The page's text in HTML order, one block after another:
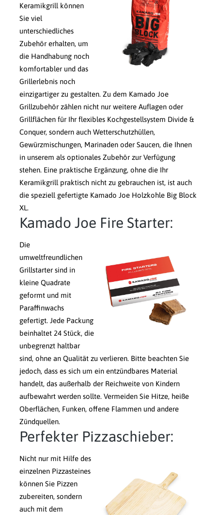
Keramikgrill können
Sie viel
unterschiedliches
Zubehör erhalten, um
die Handhabung noch
komfortabler und das
Grillerlebnis noch
einzigartiger zu gestalten. Zu dem Kamado Joe
Grillzubehör zählen nicht nur weitere Auflagen oder
Grillflächen für Ihr flexibles Kochgestellsystem Divide &
Conquer, sondern auch Wetterschutzhüllen,
Gewürzmischungen, Marinaden oder Saucen, die Ihnen
in unserem als optionales Zubehör zur Verfügung
stehen. Eine praktische Ergänzung, ohne die Ihr
Keramikgrill praktisch nicht zu gebrauchen ist, ist auch
die speziell gefertigte Kamado Joe Holzkohle Big Block
XL.
Kamado Joe Fire Starter:
Die
umweltfreundlichen
Grillstarter sind in
kleine Quadrate
geformt und mit
Paraffinwachs
gefertigt. Jede Packung
beinhaltet 24 Stück, die
unbegrenzt haltbar
sind, ohne an Qualität zu verlieren. Bitte beachten Sie
jedoch, dass es sich um ein entzündbares Material
handelt, das außerhalb der Reichweite von Kindern
aufbewahrt werden sollte. Vermeiden Sie Hitze, heiße
Oberflächen, Funken, offene Flammen und andere
Zündquellen.
Perfekter Pizzaschieber:
Nicht nur mit Hilfe des
einzelnen Pizzasteines
können Sie Pizzen
zubereiten, sondern
auch mit dem